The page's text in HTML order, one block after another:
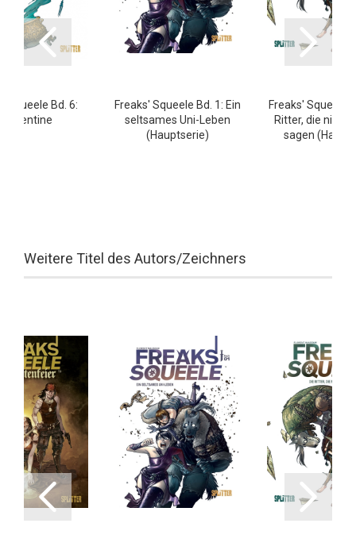
Squeele Bd. 6:
Freaks' Squeele Bd. 1: Ein
seltsames Uni-Leben
(Hauptserie)
Freaks' Squeele
Ritter, die nicht
sagen
Weitere Titel des Autors/Zeichners